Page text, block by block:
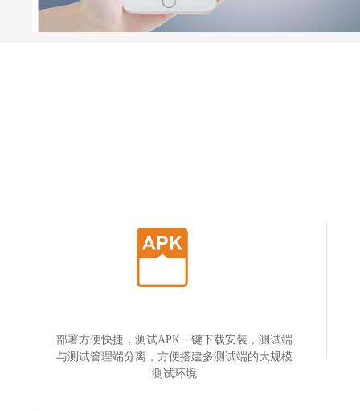
部署方便快捷，测试APK一键下载安装，测试端
与测试管理端分离，方便搭建多测试端的大规模
测试环境